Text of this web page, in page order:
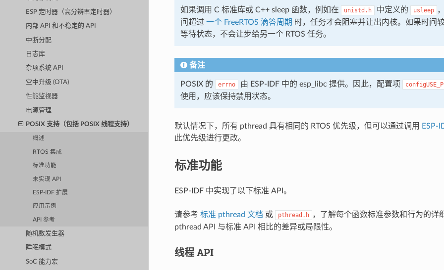
ESP 定时器（高分辨率定时器）
内部 API 和不稳定的 API
中断分配
日志库
杂项系统 API
空中升级 (OTA)
性能监视器
电源管理
POSIX 支持（包括 POSIX 线程支持）
概述
RTOS 集成
标准功能
未实现 API
ESP-IDF 扩展
应用示例
API 参考
随机数发生器
睡眠模式
SoC 能力宏
如果调用 C 标准库或 C++ sleep 函数，例如在 unistd.h 中定义的 usleep
间超过 一个 FreeRTOS 滴答周期 时，任务才会阻塞并让出内核。如果时间
等待状态，不会让步给另一个 RTOS 任务。
备注
POSIX 的 errno 由 ESP-IDF 中的 esp_libc 提供。因此，配置项
使用，应该保持禁用状态。
默认情况下，所有 pthread 具有相同的 RTOS 优先级，但可以通过调用 ESP-
此优先级进行更改。
标准功能
ESP-IDF 中实现了以下标准 API。
请参考 标准 pthread 文档 或 pthread.h ，了解每个函数标准参数和行为的详
pthread API 与标准 API 相比的差异或局限性。
线程 API